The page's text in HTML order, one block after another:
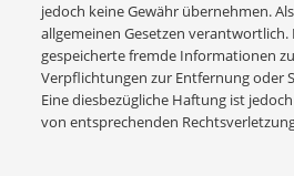
jedoch keine Gewähr übernehmen.
allgemeinen Gesetzen
gespeicherte fremde Informationen
Verpflichtungen zur Entfernung oder
Eine diesbezügliche Haftung ist
von entsprechenden